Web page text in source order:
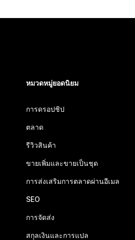
หมวดหมู่ยอดนิยม
การดรอปชิป
ตลาด
รีวิวสินค้า
ขายเพิ่มและขายเป็นชุด
การส่งเสริมการตลาดผ่านอีเมล
SEO
การจัดส่ง
สกุลเงินและการแปล